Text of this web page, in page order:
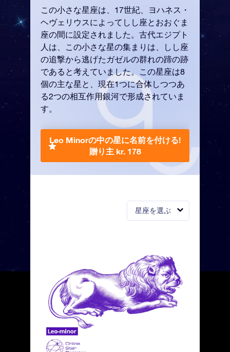
星座を選ぶ
この小さな星座は、17世紀、ヨハネス・
ヘヴェリウスによってしし座とおおぐま
座の間に設定されました。古代エジプト
人は、この小さな星の集まりは、しし座
の追撃から逃げたガゼルの群れの蹄の跡
であると考えていました。この星座は8
個の主な星と、現在1つに合体しつつあ
る2つの相互作用銀河で形成されていま
す。
Leo Minorの中の星に名前を付ける!
贈り主 kr. 178